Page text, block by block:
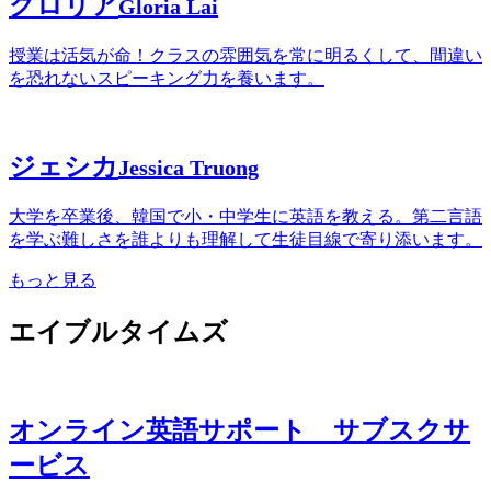
Gloria Lai
授業は活気が命！クラスの雰囲気を常に明るくして、間違い
を恐れないスピーキング力を養います。
ジェシカJessica Truong
大学を卒業後、韓国で小・中学生に英語を教える。第二言語
を学ぶ難しさを誰よりも理解して生徒目線で寄り添います。
もっと見る
エイブルタイムズ
オンライン英語サポート サブスクサ
ービス